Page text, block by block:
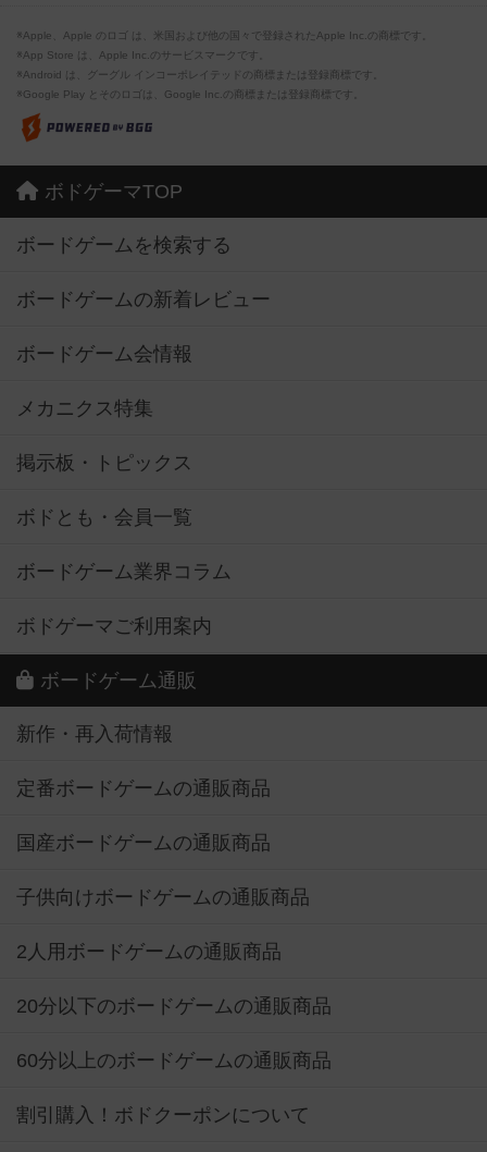
※Apple、Apple のロゴ は、米国および他の国々で登録されたApple Inc.の商標です。
※App Store は、Apple Inc.のサービスマークです。
※Android は、グーグル インコーポレイテッドの商標または登録商標です。
※Google Play とそのロゴは、Google Inc.の商標または登録商標です。
ボドゲーマTOP
ボードゲームを検索する
ボードゲームの新着レビュー
ボードゲーム会情報
メカニクス特集
掲示板・トピックス
ボドとも・会員一覧
ボードゲーム業界コラム
ボドゲーマご利用案内
ボードゲーム通販
新作・再入荷情報
定番ボードゲームの通販商品
国産ボードゲームの通販商品
子供向けボードゲームの通販商品
2人用ボードゲームの通販商品
20分以下のボードゲームの通販商品
60分以上のボードゲームの通販商品
割引購入！ボドクーポンについて